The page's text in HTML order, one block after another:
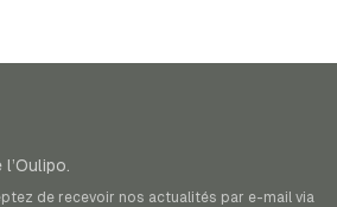
de recevoir nos actualités par e-mail via